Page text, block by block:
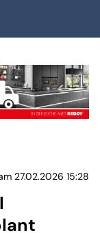
27.02.2026 15:28